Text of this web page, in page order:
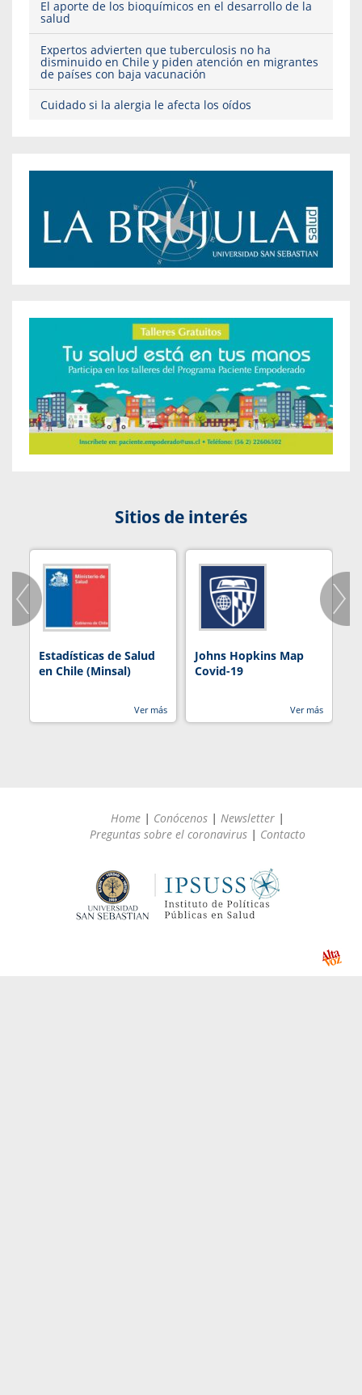
El aporte de los bioquímicos en el desarrollo de la
salud
Expertos advierten que tuberculosis no ha
disminuido en Chile y piden atención en migrantes
de países con baja vacunación
Cuidado si la alergia le afecta los oídos
Sitios de interés
Estadísticas de Salud
en Chile (Minsal)
Ver más
Johns Hopkins Map
Covid-19
Ver más
Home | Conócenos | Newsletter |
Preguntas sobre el coronavirus | Contacto